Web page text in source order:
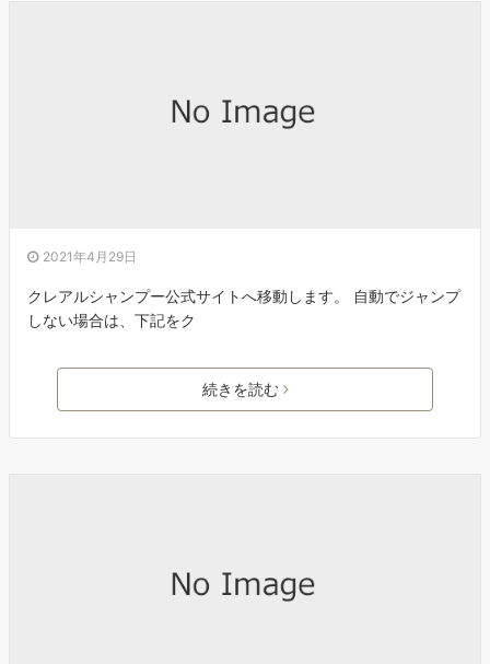
2021年4月29日
クレアルシャンプー公式サイトへ移動します。 自動でジャンプ
しない場合は、下記をク
続きを読む